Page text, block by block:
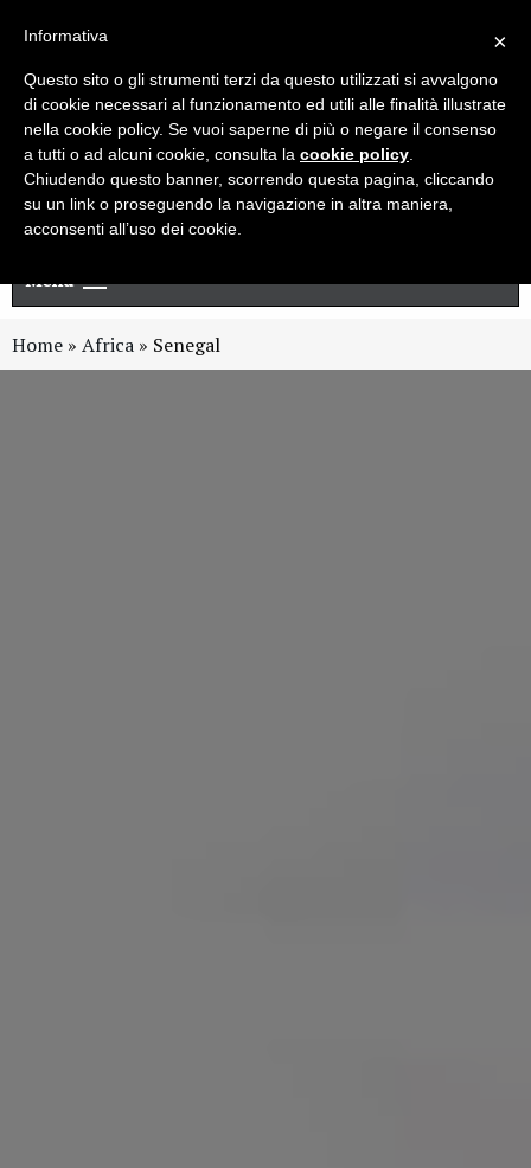
Newsletter
Menu
Home » Africa » Senegal
×
Informativa
Questo sito o gli strumenti terzi da questo utilizzati si avvalgono
di cookie necessari al funzionamento ed utili alle finalità illustrate
nella cookie policy. Se vuoi saperne di più o negare il consenso
a tutti o ad alcuni cookie, consulta la cookie policy
Chiudendo questo banner, scorrendo questa pagina, cliccando
su un link o proseguendo la navigazione in altra maniera,
acconsenti all’uso dei cookie.